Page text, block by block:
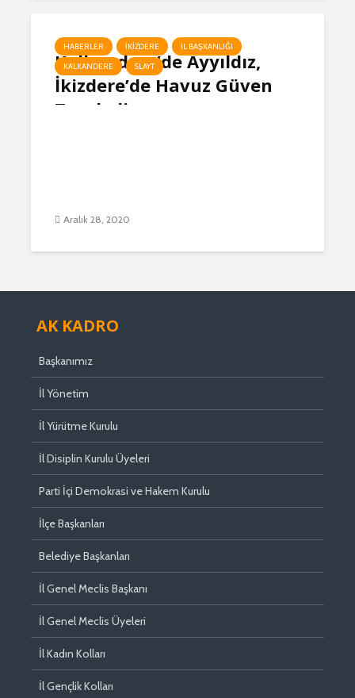
HABERLER İKIZDERE
İL BAŞKANLIĞI
KALKANDERE
SLAYT
Kalkandere’de Ayyıldız,
İkizdere’de Havuz Güven
Tazeledi
Aralık 28, 2020
AK KADRO
Başkanımız
İl Yönetim
İl Yürütme Kurulu
İl Disiplin Kurulu Üyeleri
Parti İçi Demokrasi ve Hakem Kurulu
İlçe Başkanları
Belediye Başkanları
İl Genel Meclis Başkanı
İl Genel Meclis Üyeleri
İl Kadın Kolları
İl Gençlik Kolları